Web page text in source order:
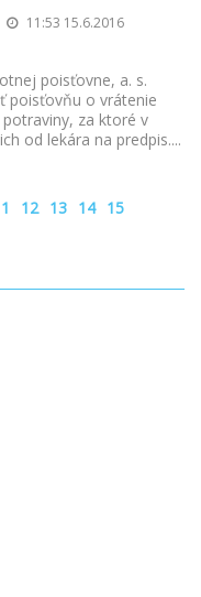
11:53 15.6.2016
poisťovne, a. s.
poisťovňu o vrátenie
za ktoré v
od lekára na predpis....
12 13 14 15